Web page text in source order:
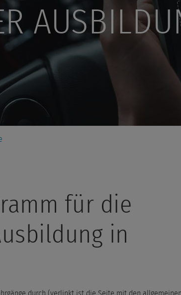
für die
in
durch (verlinkt ist die Seite mit den allgemeinen